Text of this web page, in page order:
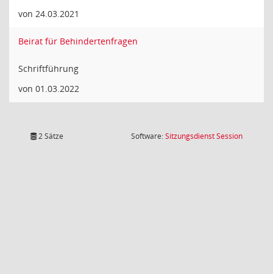
von 24.03.2021
Beirat für Behindertenfragen
Schriftführung
von 01.03.2022
2 Sätze Software:SitzungsdienstSession(Wird in